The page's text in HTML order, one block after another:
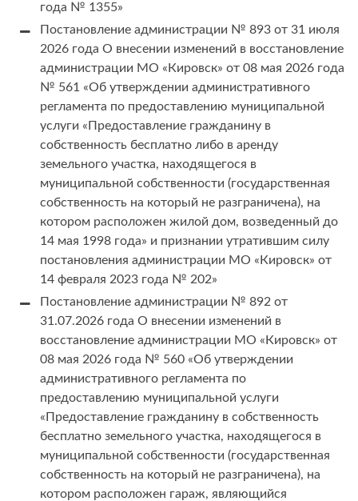
года № 1355»
Постановление администрации № 893 от 31 июля
2026 года О внесении изменений в восстановление
администрации МО «Кировск» от 08 мая 2026 года
№ 561 «Об утверждении административного
регламента по предоставлению муниципальной
услуги «Предоставление гражданину в
собственность бесплатно либо в аренду
земельного участка, находящегося в
муниципальной собственности (государственная
собственность на который не разграничена), на
котором расположен жилой дом, возведенный до
14 мая 1998 года» и признании утратившим силу
постановления администрации МО «Кировск» от
14 февраля 2023 года № 202»
Постановление администрации № 892 от
31.07.2026 года О внесении изменений в
восстановление администрации МО «Кировск» от
08 мая 2026 года № 560 «Об утверждении
административного регламента по
предоставлению муниципальной услуги
«Предоставление гражданину в собственность
бесплатно земельного участка, находящегося в
муниципальной собственности (государственная
собственность на который не разграничена), на
котором расположен гараж, являющийся